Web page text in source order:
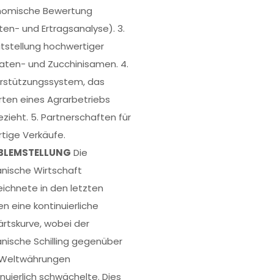
Bewertung
und Ertragsanalyse). 3.
hochwertiger
und Zucchinisamen. 4.
das
eines Agrarbetriebs
5. Partnerschaften für
Verkäufe.
Die
Wirtschaft
in den letzten
eine kontinuierliche
wobei der
Schilling gegenüber
schwächelte. Dies